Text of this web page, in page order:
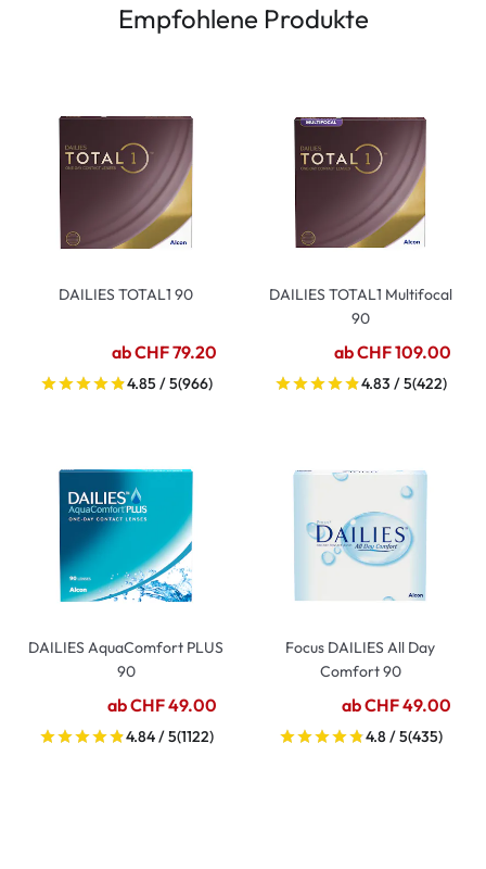
Empfohlene Produkte
DAILIES TOTAL1 90
ab CHF 79.20
4.85 / 5(966)
DAILIES TOTAL1 Multifocal
90
ab CHF 109.00
4.83 / 5(422)
DAILIES AquaComfort PLUS
90
ab CHF 49.00
4.84 / 5(1122)
Focus DAILIES All Day
Comfort 90
ab CHF 49.00
4.8 / 5(435)